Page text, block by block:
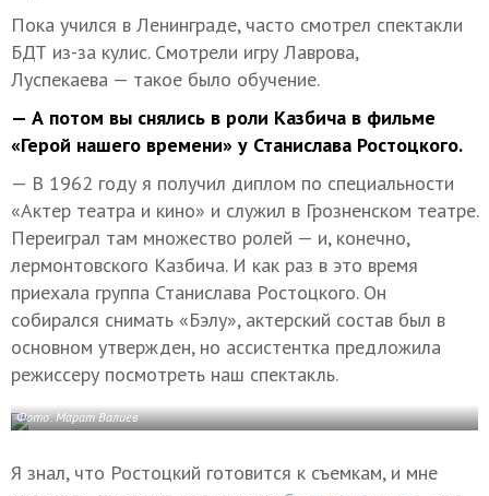
Пока учился в Ленинграде, часто смотрел спектакли
БДТ из-за кулис. Смотрели игру Лаврова,
Луспекаева — такое было обучение.
— А потом вы снялись в роли Казбича в фильме
«Герой нашего времени» у Станислава Ростоцкого.
— В 1962 году я получил диплом по специальности
«Актер театра и кино» и служил в Грозненском театре.
Переиграл там множество ролей — и, конечно,
лермонтовского Казбича. И как раз в это время
приехала группа Станислава Ростоцкого. Он
собирался снимать «Бэлу», актерский состав был в
основном утвержден, но ассистентка предложила
режиссеру посмотреть наш спектакль.
Фото: Марат Валиев
Я знал, что Ростоцкий готовится к съемкам, и мне